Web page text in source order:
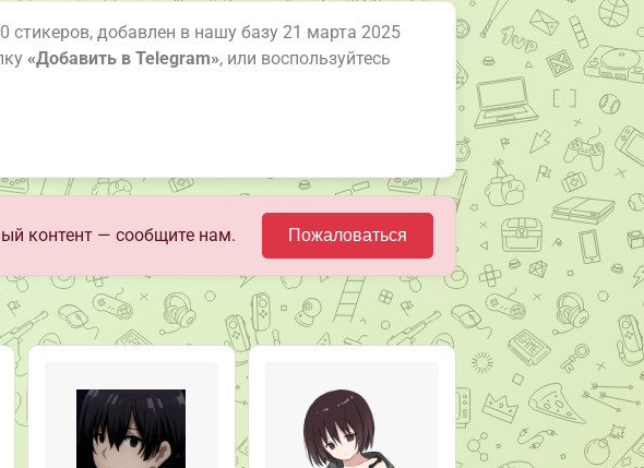
стикеров, добавлен в нашу базу 21 марта 2025
«Добавить в Telegram», или воспользуйтесь
контент — сообщите нам. Пожаловаться